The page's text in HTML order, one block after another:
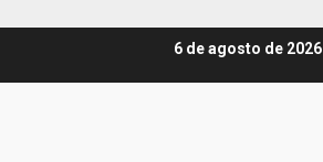
6 de agosto de 2026